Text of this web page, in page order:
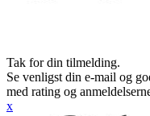
Tak for din tilmelding.
Se venligst din e-mail og
med rating og
x